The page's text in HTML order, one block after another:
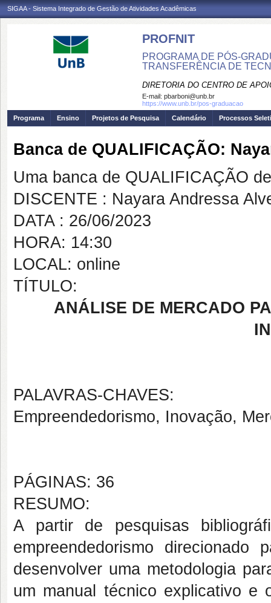
SIGAA - Sistema Integrado de Gestão de Atividades Acadêmicas
PROFNIT
PROGRAMA DE PÓS-
TRANSFERÊNCIA DE
DIRETORIA DO CENTRO DE
E-mail: pbarboni@unb.br
https://www.unb.br/pos-graduacao
Programa
Ensino Projetos de Pesquisa Calendário Processos
Banca de QUALIFICAÇÃO:
Uma banca de QUALIFICAÇÃO
DISCENTE : Nayara Andressa
DATA : 26/06/2023
HORA: 14:30
LOCAL: online
TÍTULO:
ANÁLISE DE MERCADO
PALAVRAS-CHAVES:
Empreendedorismo, Inovação,
PÁGINAS: 36
RESUMO:
A partir de pesquisas
empreendedorismo
desenvolver uma metodologia
um manual técnico explicativo e